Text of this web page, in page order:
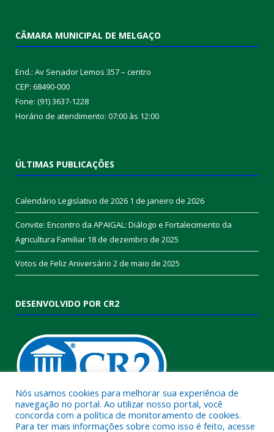
CÂMARA MUNICIPAL DE MELGAÇO
End.: Av Senador Lemos 357 – centro
CEP: 68490-000
Fone: (91) 3637-1228
Horário de atendimento: 07:00 às 12:00
ÚLTIMAS PUBLICAÇÕES
Calendário Legislativo de 2026 1 de janeiro de 2026
Convite: Encontro da APAIGAL: Diálogo e Fortalecimento da
Agricultura Familiar 18 de dezembro de 2025
Votos de Feliz Aniversário 2 de maio de 2025
DESENVOLVIDO POR CR2
Muito mais quecriar siteousistema para prefeituras!
Nós usamos cookies para melhorar sua experiência de
navegação no portal. Ao utilizar nosso portal, você
concorda com a política de monitoramento de cookies.
Para ter mais informações sobre como isso é feito, acesse